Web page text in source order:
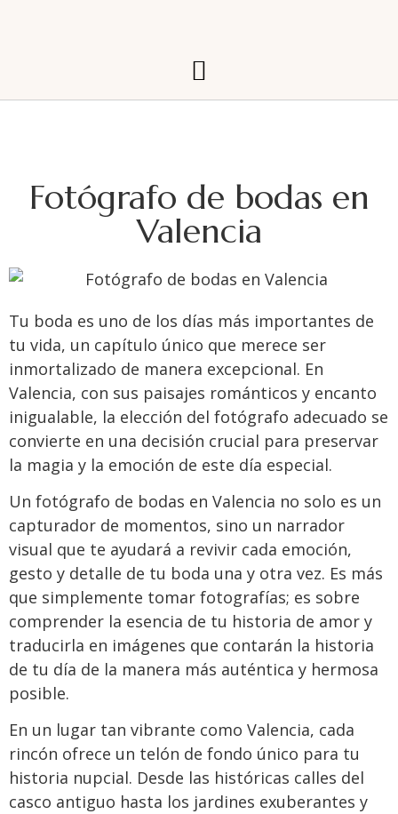
Fotógrafo de bodas en
Valencia
Tu boda es uno de los días más importantes de
tu vida, un capítulo único que merece ser
inmortalizado de manera excepcional. En
Valencia, con sus paisajes románticos y encanto
inigualable, la elección del fotógrafo adecuado se
convierte en una decisión crucial para preservar
la magia y la emoción de este día especial.
Un fotógrafo de bodas en Valencia no solo es un
capturador de momentos, sino un narrador
visual que te ayudará a revivir cada emoción,
gesto y detalle de tu boda una y otra vez. Es más
que simplemente tomar fotografías; es sobre
comprender la esencia de tu historia de amor y
traducirla en imágenes que contarán la historia
de tu día de la manera más auténtica y hermosa
posible.
En un lugar tan vibrante como Valencia, cada
rincón ofrece un telón de fondo único para tu
historia nupcial. Desde las históricas calles del
casco antiguo hasta los jardines exuberantes y